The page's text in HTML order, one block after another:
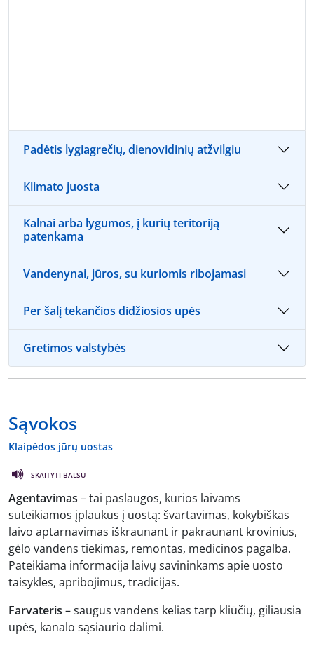
Padėtis lygiagrečių, dienovidinių atžvilgiu
Klimato juosta
Kalnai arba lygumos, į kurių teritoriją
patenkama
Vandenynai, jūros, su kuriomis ribojamasi
Per šalį tekančios didžiosios upės
Gretimos valstybės
Sąvokos
Klaipėdos jūrų uostas
SKAITYTI BALSU
Agentavimas – tai paslaugos, kurios laivams
suteikiamos įplaukus į uostą: švartavimas, kokybiškas
laivo aptarnavimas iškraunant ir pakraunant krovinius,
gėlo vandens tiekimas, remontas, medicinos pagalba.
Pateikiama informacija laivų savininkams apie uosto
taisykles, apribojimus, tradicijas.
Farvateris – saugus vandens kelias tarp kliūčių, giliausia
upės, kanalo sąsiaurio dalimi.